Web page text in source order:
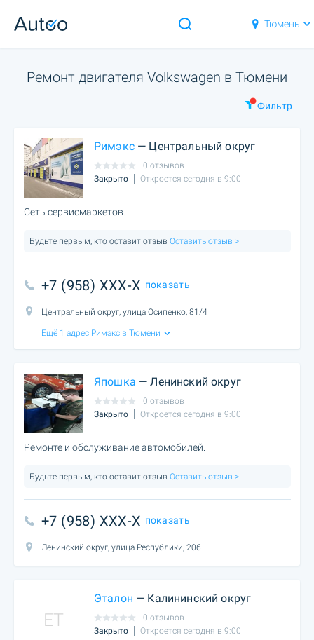
Тюмень
Ремонт двигателя Volkswagen в Тюмени
Фильтр
Римэкс— Центральный округ
0 отзывов
Закрыто
Откроется сегодня в 9:00
Сеть сервисмаркетов.
Будьте первым, кто оставит отзыв Оставить отзыв >
+7 (958) XXX-X показать
Центральный округ, улица Осипенко, 81/4
Ещё 1 адрес Римэкс в Тюмени
Япошка — Ленинский округ
0 отзывов
Закрыто
Откроется сегодня в 9:00
Ремонте и обслуживание автомобилей.
Будьте первым, кто оставит отзыв Оставить отзыв >
+7 (958) XXX-X показать
Ленинский округ, улица Республики, 206
ET
Эталон — Калининский округ
0 отзывов
Закрыто
Откроется сегодня в 9:00